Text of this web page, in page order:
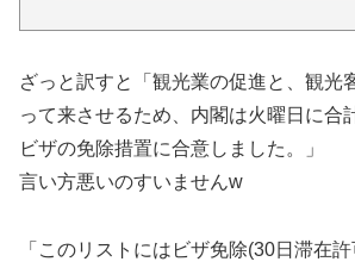
ざっと訳すと「観光業の促進と、観光
って来させるため、内閣は火曜日に合
ビザの免除措置に合意しました。」
言い方悪いのすいませんw
「このリストにはビザ免除(30日滞在